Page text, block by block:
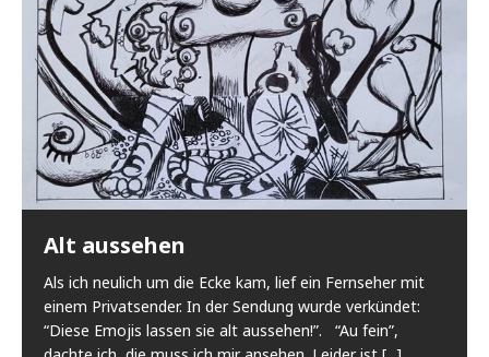
Alt aussehen
Als ich neulich um die Ecke kam, lief ein Fernseher mit
einem Privatsender. In der Sendung wurde verkündet:
“Diese Emojis lassen sie alt aussehen!”. “Au fein”,